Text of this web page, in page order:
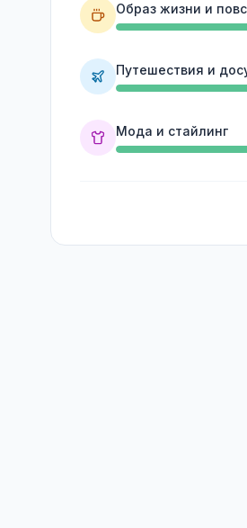
Образ жизни и
Путешествия и
Мода и стайлинг